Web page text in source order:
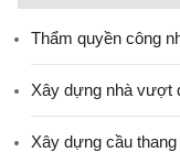
Thẩm quyền công
Xây dựng nhà vượt
Xây dựng cầu